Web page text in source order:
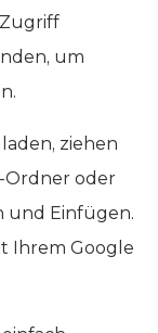
um
ziehen
Ordner oder
und Einfügen.
Ihrem Google